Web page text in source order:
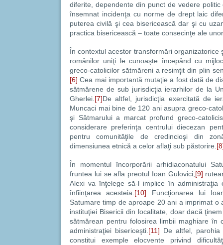
diferite, dependente din punct de vedere
însemnat incidenţa cu norme de drept laic
puterea civilă şi cea bisericească dar şi cu
practica bisericească – toate consecinţe ale
În contextul acestor transformări organizatorice
românilor uniţi le cunoaşte începând cu
greco-catolicilor sătmăreni a resimţit din plin
[6] Cea mai importantă mutaţie a fost dată de
sătmărene de sub jurisdicţia ierarhilor de la
Gherlei. [7]De altfel, jurisdicţia exercitată de
Muncaci mai bine de 120 ani asupra greco-
şi Sătmarului a marcat profund greco-
considerare preferinţa centrului diecezan
pentru comunităţile de credincioşi din
dimensiunea etnică a celor aflaţi sub păstorire.
În momentul încorporării arhidiaconatului
fruntea lui se afla preotul Ioan Gulovici, [9]
Alexi va înţelege să-l implice în
înfiinţarea acesteia. [10] Funcţionarea lui
Satumare timp de aproape 20 ani a imprimat o
instituţiei Bisericii din localitate, doar dacă
sătmărean pentru folosirea limbii maghiare în
administraţiei bisericeşti. [11] De altfel, parohia
constitui exemple elocvente privind